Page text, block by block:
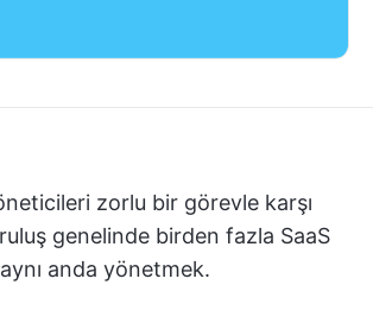
zorlu bir görevle karşı
genelinde birden fazla SaaS
aynı anda yönetmek.